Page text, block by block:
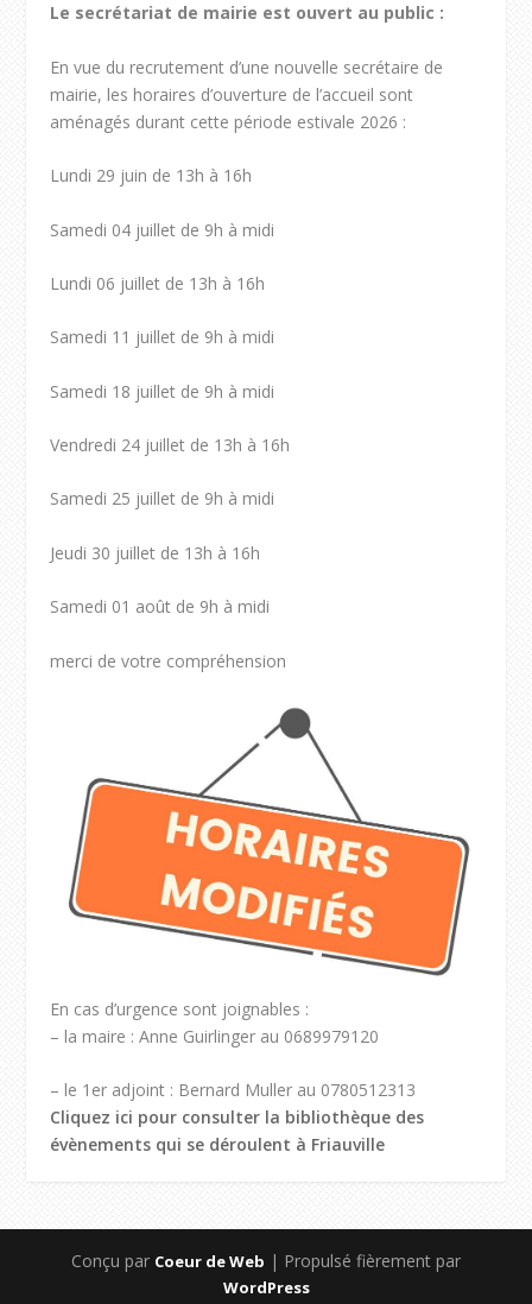
Le secrétariat de mairie est ouvert au public :
En vue du recrutement d’une nouvelle secrétaire de
mairie, les horaires d’ouverture de l’accueil sont
aménagés durant cette période estivale 2026 :
Lundi 29 juin de 13h à 16h
Samedi 04 juillet de 9h à midi
Lundi 06 juillet de 13h à 16h
Samedi 11 juillet de 9h à midi
Samedi 18 juillet de 9h à midi
Vendredi 24 juillet de 13h à 16h
Samedi 25 juillet de 9h à midi
Jeudi 30 juillet de 13h à 16h
Samedi 01 août de 9h à midi
merci de votre compréhension
En cas d’urgence sont joignables :
– la maire : Anne Guirlinger au 0689979120
– le 1er adjoint : Bernard Muller au 0780512313
Cliquez ici pour consulter la bibliothèque des
évènements qui se déroulent à Friauville
Conçu par Coeur de Web | Propulsé fièrement par
WordPress